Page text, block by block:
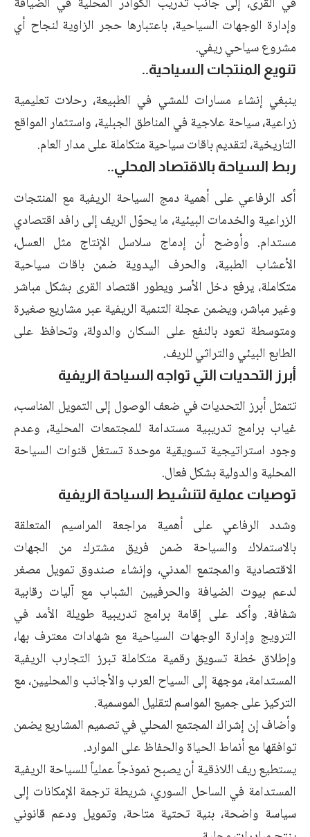
وإدارة الوجهات السياحية، باعتبارها حجر الزاوية لنجاح أي
مشروع سياحي ريفي.
تنويع المنتجات السياحية..
ينبغي إنشاء مسارات للمشي في الطبيعة، رحلات تعليمية
زراعية، سياحة علاجية في المناطق الجبلية، واستثمار المواقع
التاريخية، لتقديم باقات سياحية متكاملة على مدار العام.
ربط السياحة بالاقتصاد المحلي..
أكد الرفاعي على أهمية دمج السياحة الريفية مع المنتجات
الزراعية والخدمات البيئية، ما يحوّل الريف إلى رافد اقتصادي
مستدام. وأوضح أن إدماج سلاسل الإنتاج مثل العسل،
الأعشاب الطبية، والحرف اليدوية ضمن باقات سياحية
متكاملة، يرفع دخل الأسر ويطور اقتصاد القرى بشكل مباشر
وغير مباشر، ويضمن عجلة التنمية الريفية عبر مشاريع صغيرة
ومتوسطة تعود بالنفع على السكان والدولة، وتحافظ على
الطابع البيئي والتراثي للريف.
أبرز التحديات التي تواجه السياحة الريفية
تتمثل أبرز التحديات في ضعف الوصول إلى التمويل المناسب،
غياب برامج تدريبية مستدامة للمجتمعات المحلية، وعدم
وجود استراتيجية تسويقية موحدة تستغل قنوات السياحة
المحلية والدولية بشكل فعال.
توصيات عملية لتنشيط السياحة الريفية
وشدد الرفاعي على أهمية مراجعة المراسيم المتعلقة
بالاستملاك والسياحة ضمن فريق مشترك من الجهات
الاقتصادية والمجتمع المدني، وإنشاء صندوق تمويل مصغر
لدعم بيوت الضيافة والحرفيين الشباب مع آليات رقابية
شفافة. وأكد على إقامة برامج تدريبية طويلة الأمد في
الترويج وإدارة الوجهات السياحية مع شهادات معترف بها،
وإطلاق خطة تسويق رقمية متكاملة تبرز التجارب الريفية
المستدامة، موجهة إلى السياح العرب والأجانب والمحليين، مع
التركيز على جميع المواسم لتقليل الموسمية.
وأضاف إن إشراك المجتمع المحلي في تصميم المشاريع يضمن
توافقها مع أنماط الحياة والحفاظ على الموارد.
يستطيع ريف اللاذقية أن يصبح نموذجاً عملياً للسياحة الريفية
المستدامة في الساحل السوري، شريطة ترجمة الإمكانات إلى
سياسة واضحة، بنية تحتية متاحة، وتمويل ودعم قانوني